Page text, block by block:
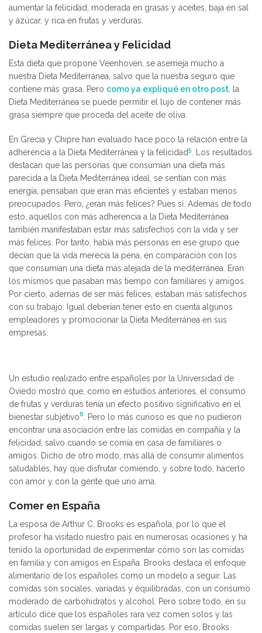
aumentar la felicidad, moderada en grasas y aceites, baja en sal
y azúcar, y rica en frutas y verduras.
Dieta Mediterránea y Felicidad
Esta dieta que propone Veenhoven, se asemeja mucho a
nuestra Dieta Mediterránea, salvo que la nuestra seguro que
contiene más grasa. Pero como ya expliqué en otro post , la
Dieta Mediterránea se puede permitir el lujo de contener más
grasa siempre que proceda del aceite de oliva.
En Grecia y Chipre han evaluado hace poco la relación entre la
adherencia a la Dieta Mediterránea y la felicidad5
. Los resultados
destacan que las personas que consumían una dieta más
parecida a la Dieta Mediterránea ideal, se sentían con más
energía, pensaban que eran más eficientes y estaban menos
preocupados. Pero, ¿eran más felices? Pues sí. Además de todo
esto, aquellos con más adherencia a la Dieta Mediterránea
también manifestaban estar más satisfechos con la vida y ser
más felices. Por tanto, había más personas en ese grupo que
decían que la vida merecía la pena, en comparación con los
que consumían una dieta más alejada de la mediterránea. Eran
los mismos que pasaban más tiempo con familiares y amigos.
Por cierto, además de ser más felices, estaban más satisfechos
con su trabajo. Igual deberían tener esto en cuenta algunos
empleadores y promocionar la Dieta Mediterránea en sus
empresas.
Un estudio realizado entre españoles por la Universidad de
Oviedo mostró que, como en estudios anteriores, el consumo
de frutas y verduras tenía un efecto positivo significativo en el
bienestar subjetivo6
. Pero lo más curioso es que no pudieron
encontrar una asociación entre las comidas en compañía y la
felicidad, salvo cuando se comía en casa de familiares o
amigos. Dicho de otro modo, más allá de consumir alimentos
saludables, hay que disfrutar comiendo, y sobre todo, hacerlo
con amor y con la gente que uno ama.
Comer en España
La esposa de Arthur C. Brooks es española, por lo que el
profesor ha visitado nuestro país en numerosas ocasiones y ha
tenido la oportunidad de experimentar cómo son las comidas
en familia y con amigos en España. Brooks destaca el enfoque
alimentario de los españoles como un modelo a seguir. Las
comidas son sociales, variadas y equilibradas, con un consumo
moderado de carbohidratos y alcohol. Pero sobre todo, en su
artículo dice que los españoles rara vez comen solos y las
comidas suelen ser largas y compartidas. Por eso, Brooks